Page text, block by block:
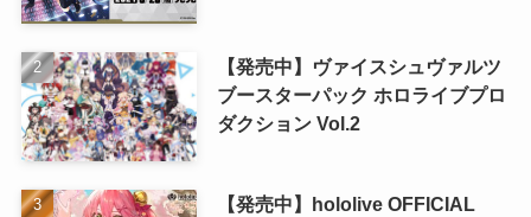
【発売中】ヴァイスシュヴァルツ
ブースターパック ホロライブプロ
ダクション Vol.2
【発売中】hololive OFFICIAL